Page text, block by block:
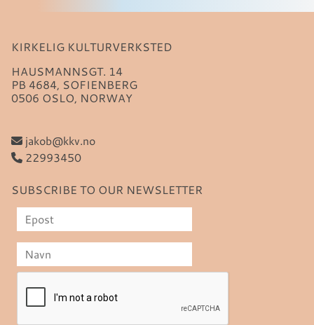
KIRKELIG KULTURVERKSTED
HAUSMANNSGT. 14
PB 4684, SOFIENBERG
0506 OSLO, NORWAY
jakob@kkv.no
22993450
SUBSCRIBE TO OUR NEWSLETTER